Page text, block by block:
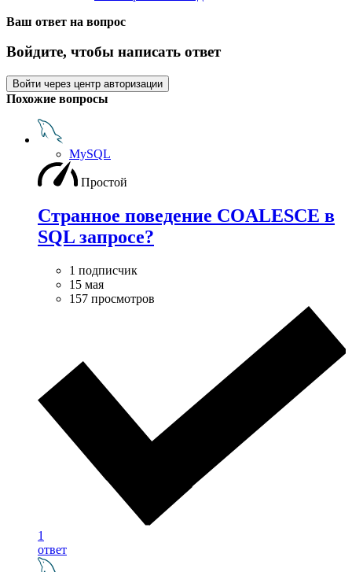
Ваш ответ на вопрос
Войдите, чтобы написать ответ
Войти через центр авторизации
Похожие вопросы
MySQL
Простой
Странное поведение COALESCE в
SQL запросе?
1 подписчик
15 мая
157 просмотров
1
ответ